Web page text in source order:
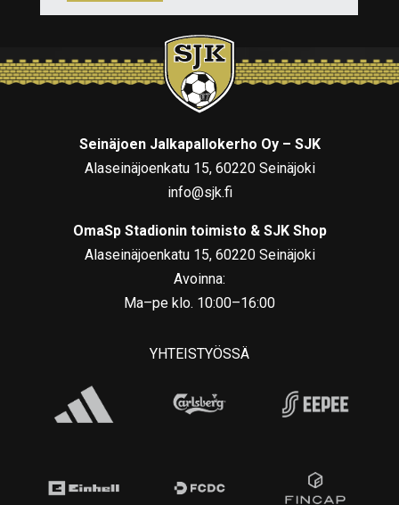
Seinäjoen Jalkapallokerho Oy – SJK
Alaseinäjoenkatu 15, 60220 Seinäjoki
info@sjk.fi
OmaSp Stadionin toimisto & SJK Shop
Alaseinäjoenkatu 15, 60220 Seinäjoki
Avoinna:
Ma–pe klo. 10:00–16:00
YHTEISTYÖSSÄ